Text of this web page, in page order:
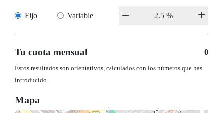
Fijo Variable
Tu cuota mensual 0
Estos resultados son orientativos, calculados con los números que has
introducido.
Mapa